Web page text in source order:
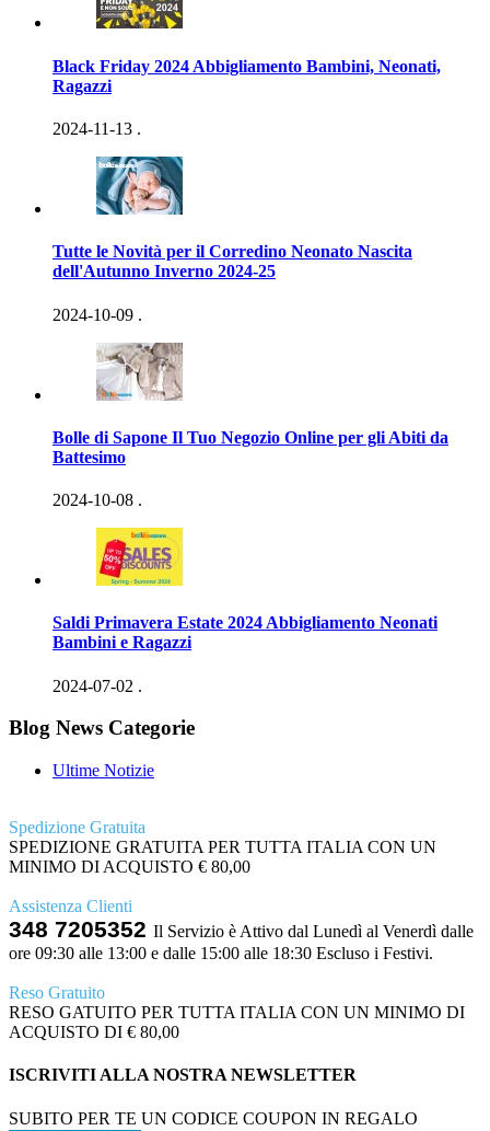
Black Friday 2024 Abbigliamento Bambini, Neonati,
Ragazzi
2024-11-13 .
Tutte le Novità per il Corredino Neonato Nascita
dell'Autunno Inverno 2024-25
2024-10-09 .
Bolle di Sapone Il Tuo Negozio Online per gli Abiti da
Battesimo
2024-10-08 .
Saldi Primavera Estate 2024 Abbigliamento Neonati
Bambini e Ragazzi
2024-07-02 .
Blog News Categorie
Ultime Notizie
Spedizione Gratuita
SPEDIZIONE GRATUITA PER TUTTA ITALIA CON UN
MINIMO DI ACQUISTO € 80,00
Assistenza Clienti
348 7205352 Il Servizio è Attivo dal Lunedì al Venerdì dalle
ore 09:30 alle 13:00 e dalle 15:00 alle 18:30 Escluso i Festivi.
Reso Gratuito
RESO GATUITO PER TUTTA ITALIA CON UN MINIMO DI
ACQUISTO DI € 80,00
ISCRIVITI ALLA NOSTRA NEWSLETTER
SUBITO PER TE UN CODICE COUPON IN REGALO